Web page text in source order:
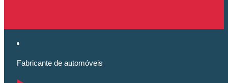
Fabricante de automóveis